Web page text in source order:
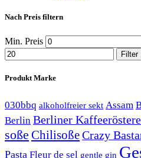
Nach Preis filtern
Min. Preis
Filter
Produkt Marke
030bbq alkoholfreier sekt Assam
Berlin Berliner
soße ChilisoßeCrazy
Pasta Fleur de sel gentle gin